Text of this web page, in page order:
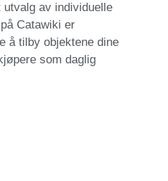
av individuelle
Catawiki er
å tilby objektene dine
som daglig